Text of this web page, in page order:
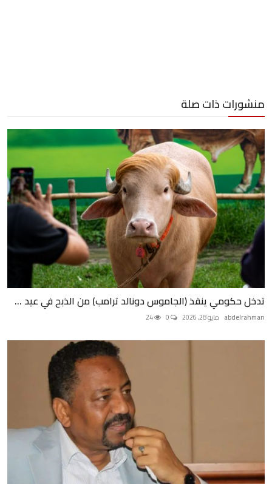
منشورات ذات صلة
تدخل حكومي ينقذ (الجاموس دونالد ترامب) من الذبح في عيد ...
abdelrahman مايو 28, 2026